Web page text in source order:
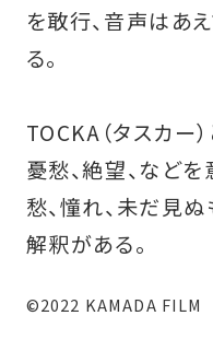
を敢行、音声はあ
る。
TOCKA（タスカ
憂愁、絶望、などを
愁、憧れ、未だ見
解釈がある。
©2022 KAMADA FILM